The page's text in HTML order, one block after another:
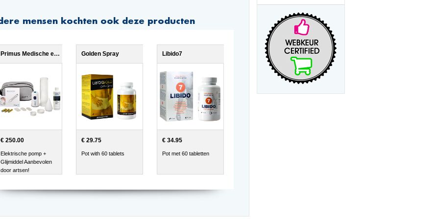
mensen kochten ook deze producten
Primus Medische erectiepomp
€ 250.00
Elektrische pomp +
Glijmiddel Aanbevolen
door artsen!
Golden Spray
€ 29.75
Pot with 60 tablets
Libido7
€ 34.95
Pot met 60 tabletten